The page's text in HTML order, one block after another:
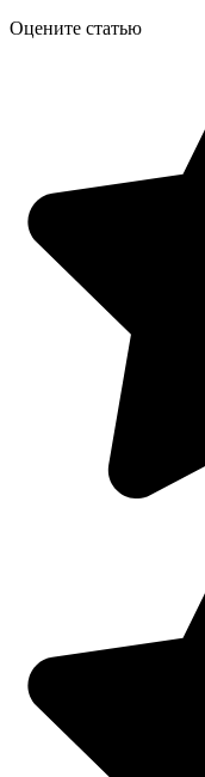
Оцените статью